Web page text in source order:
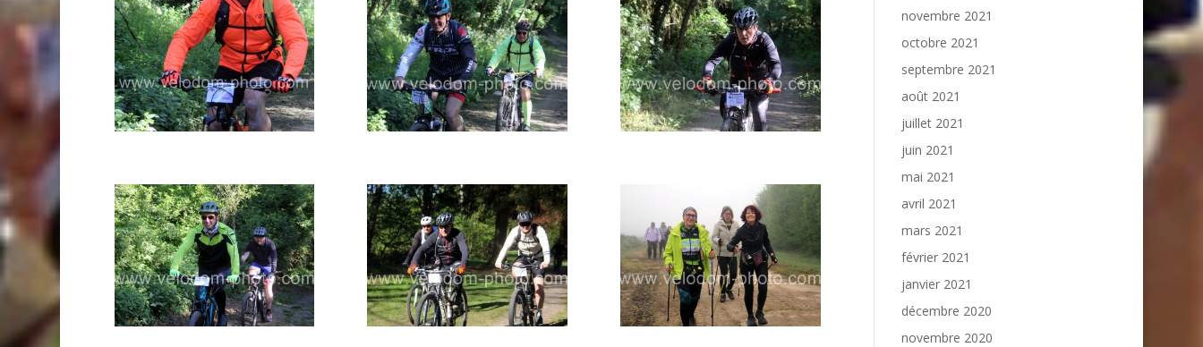
novembre 2021
octobre 2021
septembre 2021
août 2021
juillet 2021
juin 2021
mai 2021
avril 2021
mars 2021
février 2021
janvier 2021
décembre 2020
novembre 2020